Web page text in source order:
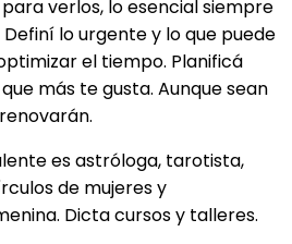
verlos, lo esencial siempre
lo urgente y lo que puede
el tiempo. Planificá
más te gusta. Aunque sean
es astróloga, tarotista,
de mujeres y
Dicta cursos y talleres.